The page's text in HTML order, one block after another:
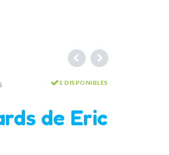
1 DISPONIBLES
de Eric